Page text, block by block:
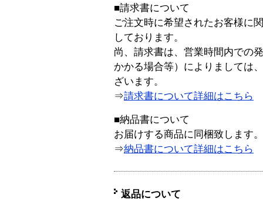
■請求書について
ご注文時に希望されたお客様に
しております。
尚、請求書は、営業時間内での
かかる場合等）によりましては
ざいます。
⇒請求書について詳細はこちら
■納品書について
お届けする商品に同梱致します。
⇒納品書について詳細はこちら
返品について